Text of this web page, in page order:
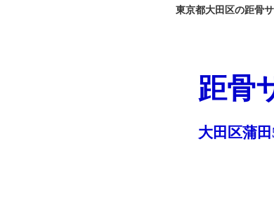
東京都大田区の距骨サ
距骨
大田区蒲